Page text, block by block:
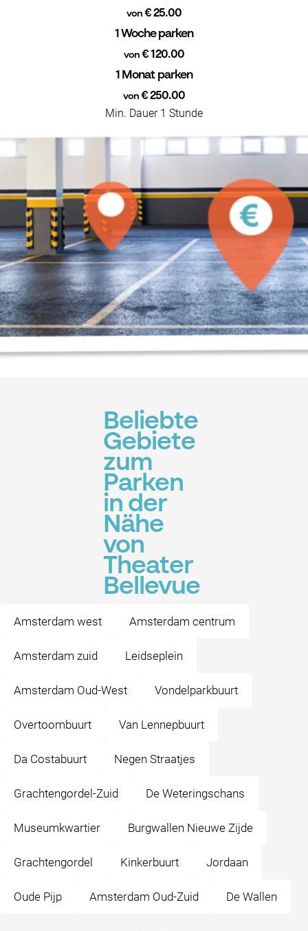
von€ 25.00
1 Woche parken
von € 120.00
1 Monat parken
von€ 250.00
Min. Dauer 1 Stunde
Beliebte
Gebiete
zum
Parken
in der
Nähe
von
Theater
Bellevue
Amsterdam west Amsterdam centrum
Amsterdam zuid Leidseplein
Amsterdam Oud-West Vondelparkbuurt
Overtoombuurt Van Lennepbuurt
Da Costabuurt Negen Straatjes
Grachtengordel-Zuid De Weteringschans
Museumkwartier Burgwallen Nieuwe Zijde
Grachtengordel Kinkerbuurt Jordaan
Oude Pijp Amsterdam Oud-Zuid De Wallen